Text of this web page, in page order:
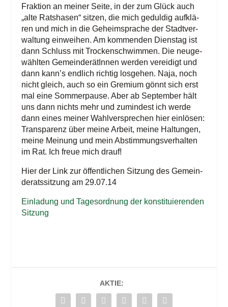
Frak­ti­on an mei­ner Sei­te, in der zum Glück auch
„alte Rats­ha­sen“ sit­zen, die mich gedul­dig auf­klä­
ren und mich in die Geheim­spra­che der Stadt­ver­
wal­tung ein­wei­hen. Am kom­men­den Diens­tag ist
dann Schluss mit Tro­cken­schwim­men. Die neu­ge­
wähl­ten Gemein­de­rä­tIn­nen wer­den ver­ei­digt und
dann kann’s end­lich rich­tig los­ge­hen. Naja, noch
nicht gleich, auch so ein Gre­mi­um gönnt sich erst
mal eine Som­mer­pau­se. Aber ab Sep­tem­ber hält
uns dann nichts mehr und zumin­dest ich wer­de
dann eines mei­ner Wahl­ver­spre­chen hier ein­lö­sen:
Trans­pa­renz über mei­ne Arbeit, mei­ne Hal­tun­gen,
mei­ne Mei­nung und mein Abstim­mungs­ver­hal­ten
im Rat. Ich freue mich drauf!
Hier der Link zur öffent­li­chen Sit­zung des Gemein­
de­rats­sit­zung am 29.07.14
Ein­la­dung und Tages­ord­nung der kon­sti­tu­ie­ren­den
Sitzung
AKTIE: